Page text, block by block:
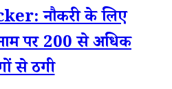
नौकरी के लिए
पर 200 से अधिक
से ठगी